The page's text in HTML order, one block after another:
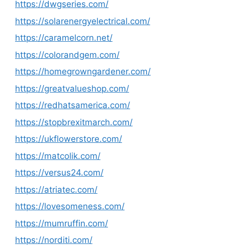
https://dwgseries.com/
https://solarenergyelectrical.com/
https://caramelcorn.net/
https://colorandgem.com/
https://homegrowngardener.com/
https://greatvalueshop.com/
https://redhatsamerica.com/
https://stopbrexitmarch.com/
https://ukflowerstore.com/
https://matcolik.com/
https://versus24.com/
https://atriatec.com/
https://lovesomeness.com/
https://mumruffin.com/
https://norditi.com/